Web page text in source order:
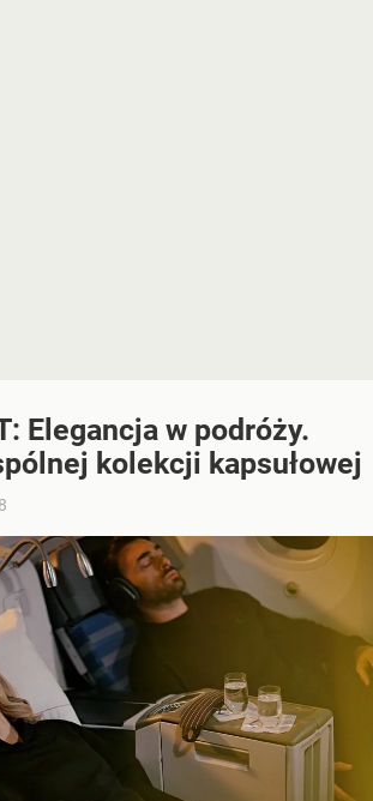
Elegancja w podróży.
kolekcji kapsułowej